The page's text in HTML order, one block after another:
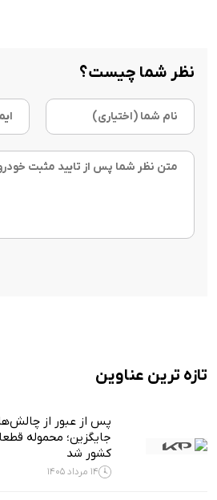
نظر شما چیست؟
تازه ترین عناوین
پس از عبور از
جایگزین؛ محموله
کشور شد
14 مرداد 1405